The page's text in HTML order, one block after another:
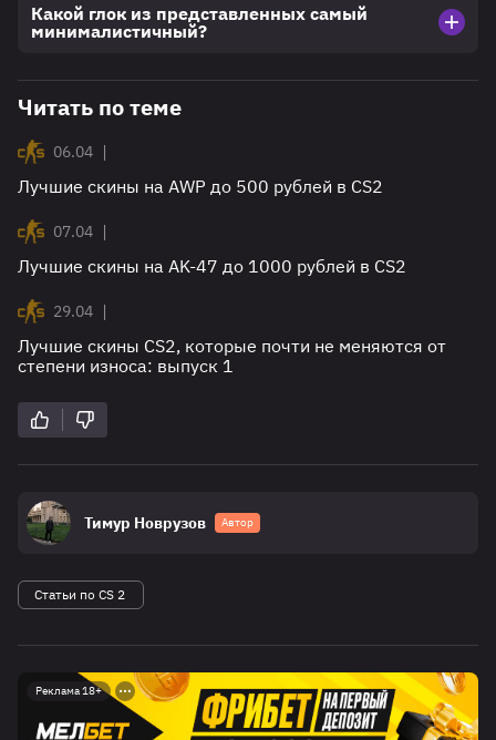
Какой глок из представленных самый
минималистичный?
Читать по теме
06.04 |
Лучшие скины на AWP до 500 рублей в CS2
07.04 |
Лучшие скины на AK-47 до 1000 рублей в CS2
29.04 |
Лучшие скины CS2, которые почти не меняются от
степени износа: выпуск 1
Тимур Новрузов Автор
Статьи по CS 2
Реклама 18+